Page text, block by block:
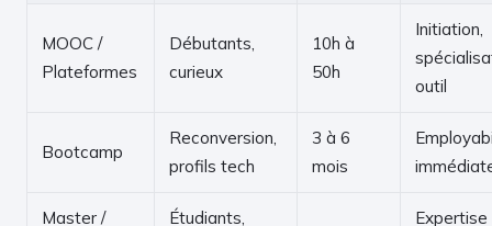
MOOC /
Plateformes
Débutants,
curieux
10h à
50h
Initiation,
outil
Bootcamp
Reconversion,
profils tech
3 à 6
mois
Master /
Étudiants,
Expertise